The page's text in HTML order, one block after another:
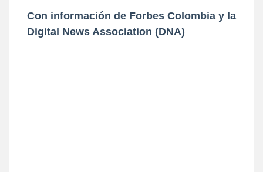
Con información de Forbes Colombia y la
Digital News Association (DNA)